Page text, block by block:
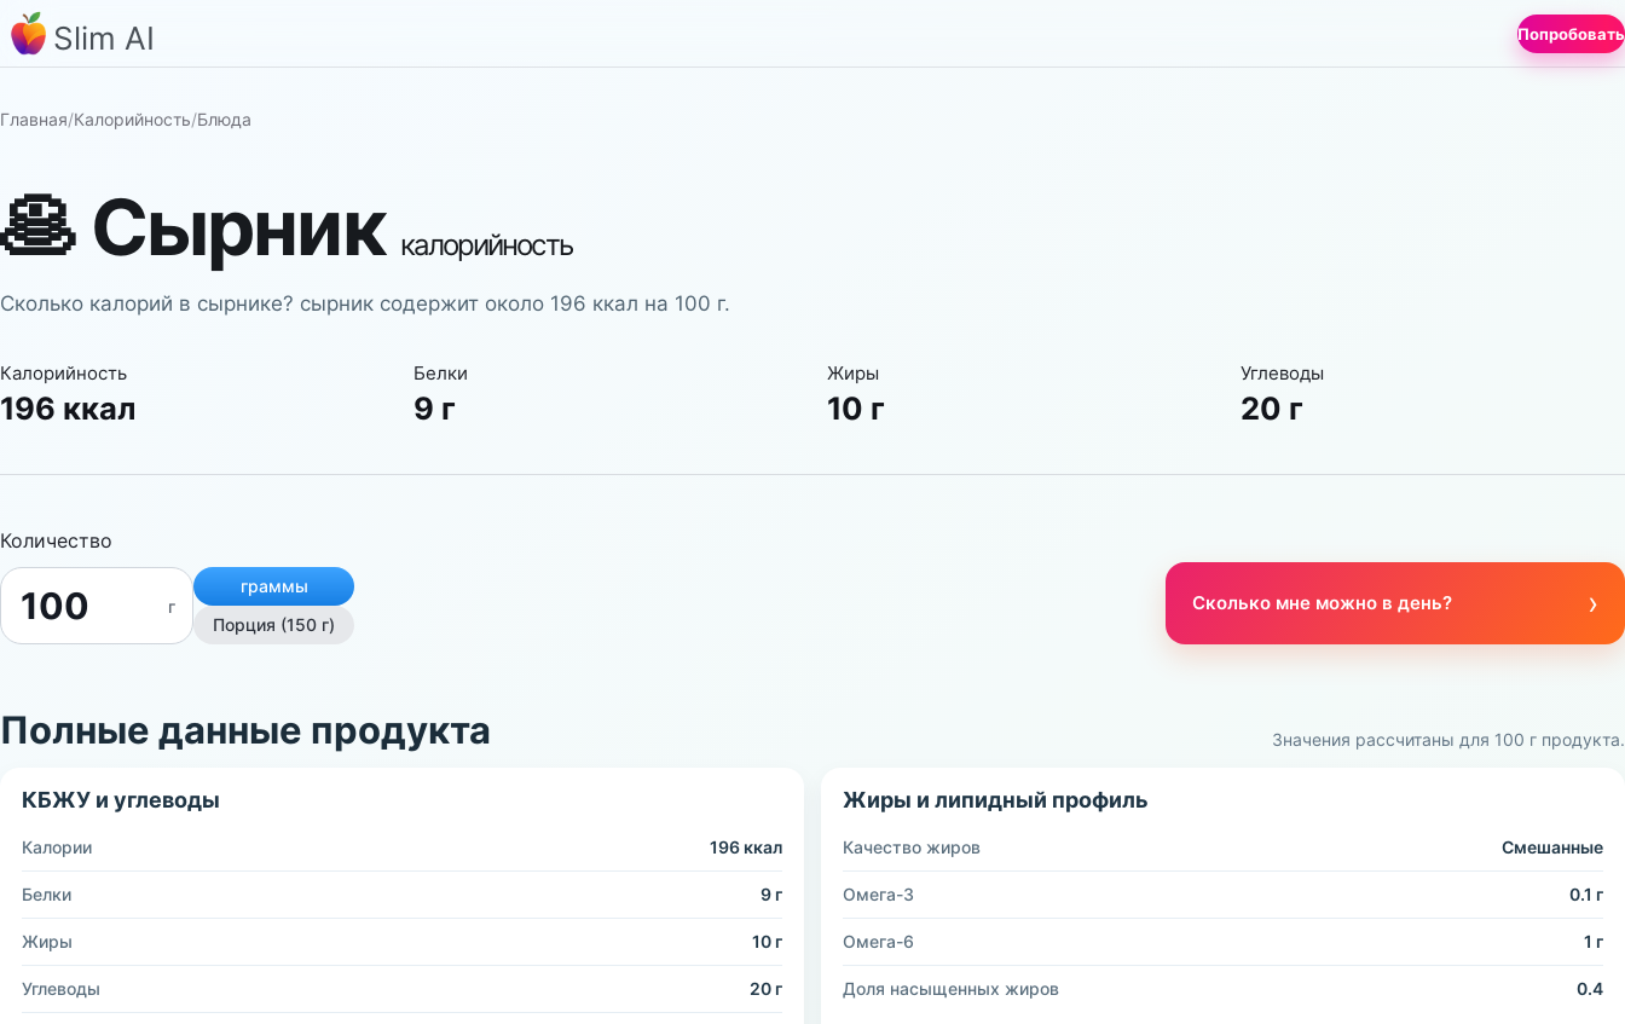
Slim AI Попробовать
Главная/Калорийность/Блюда
🥞Сырник калорийность
Сколько калорий в сырнике? сырник содержит около 196 ккал на 100 г.
Калорийность
196 ккал
Белки
9 г
Жиры
10 г
Углеводы
20 г
Количество
г
граммы
Порция (150 г)
Сколько мне можно в день? ›
Полные данные продукта Значения рассчитаны для 100 г продукта.
КБЖУ и углеводы
Калории 196 ккал
Белки 9 г
Жиры 10 г
Углеводы 20 г
Жиры и липидный профиль
Качество жиров Смешанные
Омега-3 0.1 г
Омега-6 1 г
Доля насыщенных жиров 0.4